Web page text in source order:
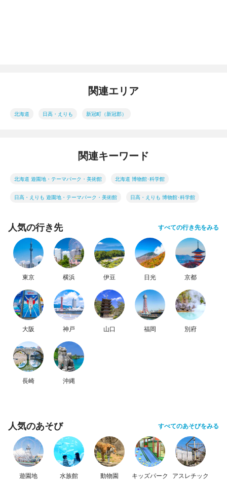
関連エリア
北海道 日高・えりも 新冠町（新冠郡）
関連キーワード
北海道 遊園地・テーマパーク・美術館 北海道 博物館･科学館
日高・えりも 遊園地・テーマパーク・美術館 日高・えりも 博物館･科学館
人気の行き先 すべての行き先をみる
東京 横浜 伊豆 日光 京都
大阪 神戸 山口 福岡 別府
長崎 沖縄
人気のあそび すべてのあそびをみる
遊園地 水族館 動物園 キッズパーク アスレチック